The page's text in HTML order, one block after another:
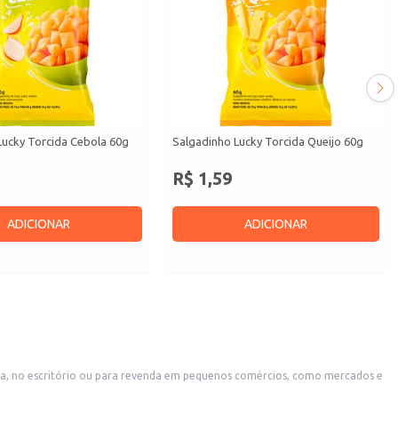
Torcida Cebola 60g
ADICIONAR
Salgadinho Lucky Torcida Queijo 60g
R$ 1,59
ADICIONAR
no escritório ou para revenda em pequenos comércios, como mercados e